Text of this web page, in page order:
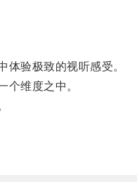
验极致的视听感受。
维度之中。